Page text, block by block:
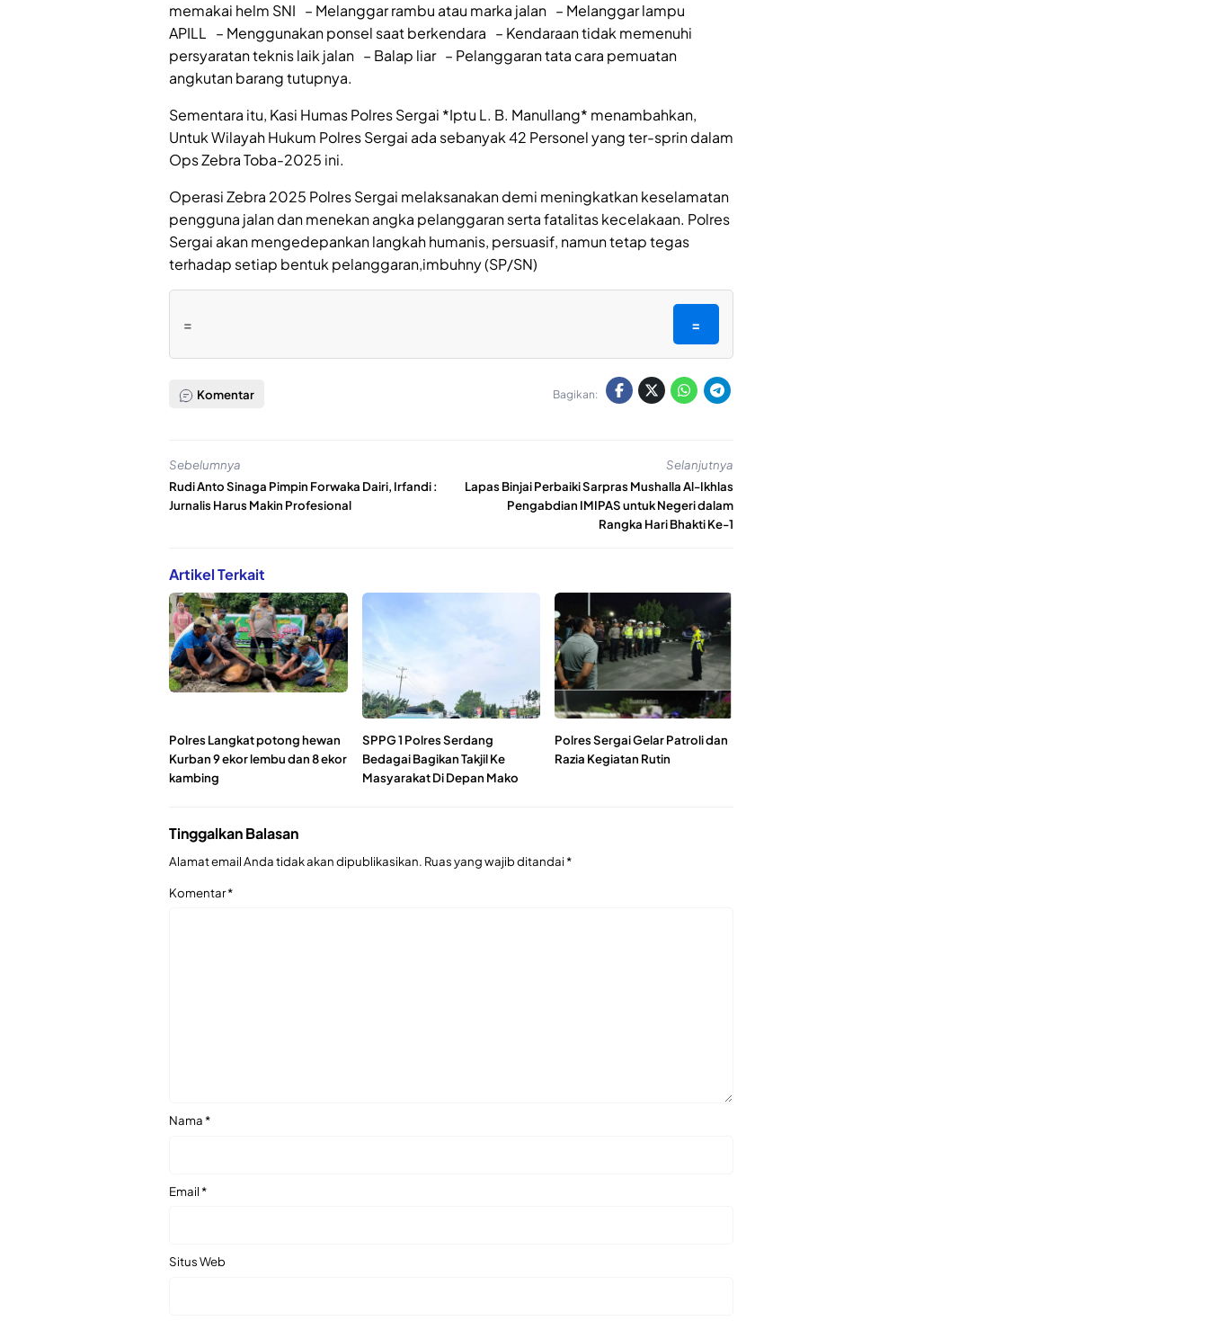
memakai helm SNI – Melanggar rambu atau marka jalan – Melanggar lampu
APILL – Menggunakan ponsel saat berkendara – Kendaraan tidak memenuhi
persyaratan teknis laik jalan – Balap liar – Pelanggaran tata cara pemuatan
angkutan barang tutupnya.
Sementara itu, Kasi Humas Polres Sergai *Iptu L. B. Manullang* menambahkan,
Untuk Wilayah Hukum Polres Sergai ada sebanyak 42 Personel yang ter-sprin dalam
Ops Zebra Toba-2025 ini.
Operasi Zebra 2025 Polres Sergai melaksanakan demi meningkatkan keselamatan
pengguna jalan dan menekan angka pelanggaran serta fatalitas kecelakaan. Polres
Sergai akan mengedepankan langkah humanis, persuasif, namun tetap tegas
terhadap setiap bentuk pelanggaran,imbuhny (SP/SN)
= =
Komentar Bagikan:
Sebelumnya
Rudi Anto Sinaga Pimpin Forwaka Dairi, Irfandi :
Jurnalis Harus Makin Profesional
Selanjutnya
Lapas Binjai Perbaiki Sarpras Mushalla Al-Ikhlas
Pengabdian IMIPAS untuk Negeri dalam
Rangka Hari Bhakti Ke-1
Artikel Terkait
Polres Langkat potong hewan
Kurban 9 ekor lembu dan 8 ekor
kambing
SPPG 1 Polres Serdang
Bedagai Bagikan Takjil Ke
Masyarakat Di Depan Mako
Polres Sergai Gelar Patroli dan
Razia Kegiatan Rutin
Tinggalkan Balasan
Alamat email Anda tidak akan dipublikasikan. Ruas yang wajib ditandai*
Komentar*
Nama*
Email*
Situs Web